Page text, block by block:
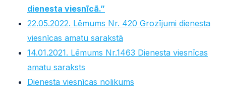
dienesta viesnīcā.”
22.05.2022. Lēmums Nr. 420 Grozījumi dienesta
viesnīcas amatu sarakstā
14.01.2021. Lēmums Nr.1463 Dienesta viesnīcas
amatu saraksts
Dienesta viesnīcas nolikums